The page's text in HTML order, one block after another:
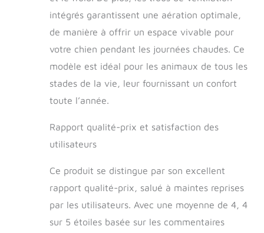
devenir un paradis
pour les chiens pour
se reposer et jouer.
détaillées et
nettoyage simple:
détaillées, ce qui
économisant ainsi
surface lisse et
étanche facilite le
nettoyage. De plus,
intégrés garantissent une aération optimale,
de manière à offrir un espace vivable pour
votre chien pendant les journées chaudes. Ce
modèle est idéal pour les animaux de tous les
stades de la vie, leur fournissant un confort
toute l’année.
Rapport qualité-prix et satisfaction des
utilisateurs
Ce produit se distingue par son excellent
rapport qualité-prix, salué à maintes reprises
par les utilisateurs. Avec une moyenne de 4, 4
sur 5 étoiles basée sur les commentaires